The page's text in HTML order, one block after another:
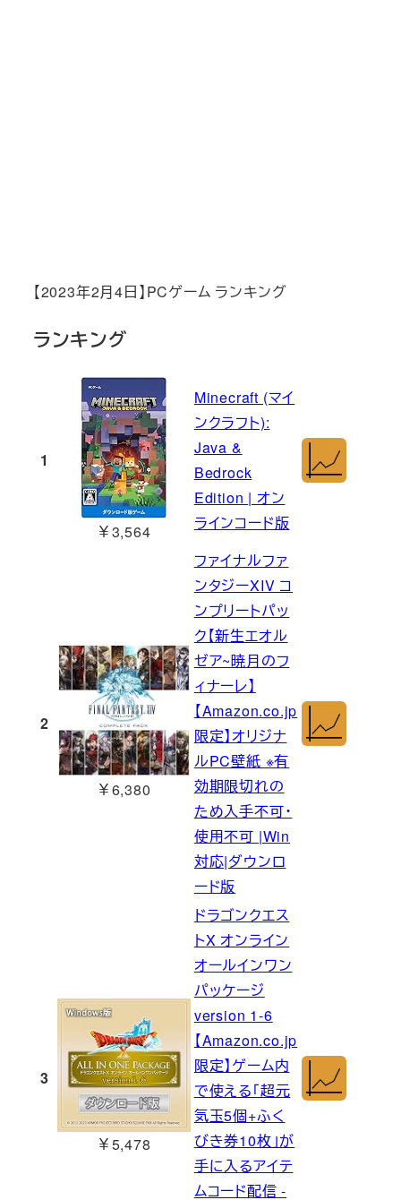
【2023年2月4日】PCゲーム ランキング
ランキング
1
￥3,564
Minecraft (マイ
ンクラフト):
Java &
Bedrock
Edition | オン
ラインコード版
2
￥6,380
ファイナルファ
ンタジーXIV コ
ンプリートパッ
ク【新生エオル
ゼア~暁月のフ
ィナーレ】
【Amazon.co.jp
限定】オリジナ
ルPC壁紙 ※有
効期限切れの
ため入手不可・
使用不可 |Win
対応|ダウンロ
ード版
3
￥5,478
ドラゴンクエス
トX オンライン
オールインワン
パッケージ
version 1-6
【Amazon.co.jp
限定】ゲーム内
で使える「超元
気玉5個+ふく
びき券10枚」が
手に入るアイテ
ムコード配信 -